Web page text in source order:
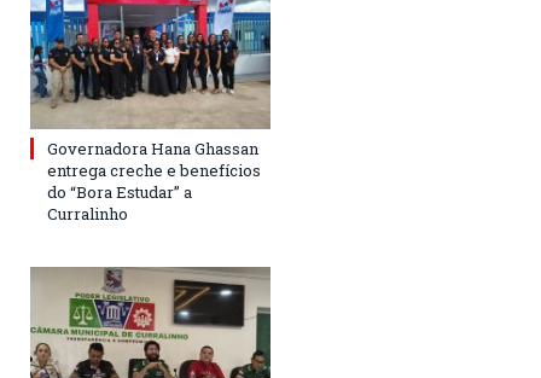
Governadora Hana Ghassan
entrega creche e benefícios
do “Bora Estudar” a
Curralinho